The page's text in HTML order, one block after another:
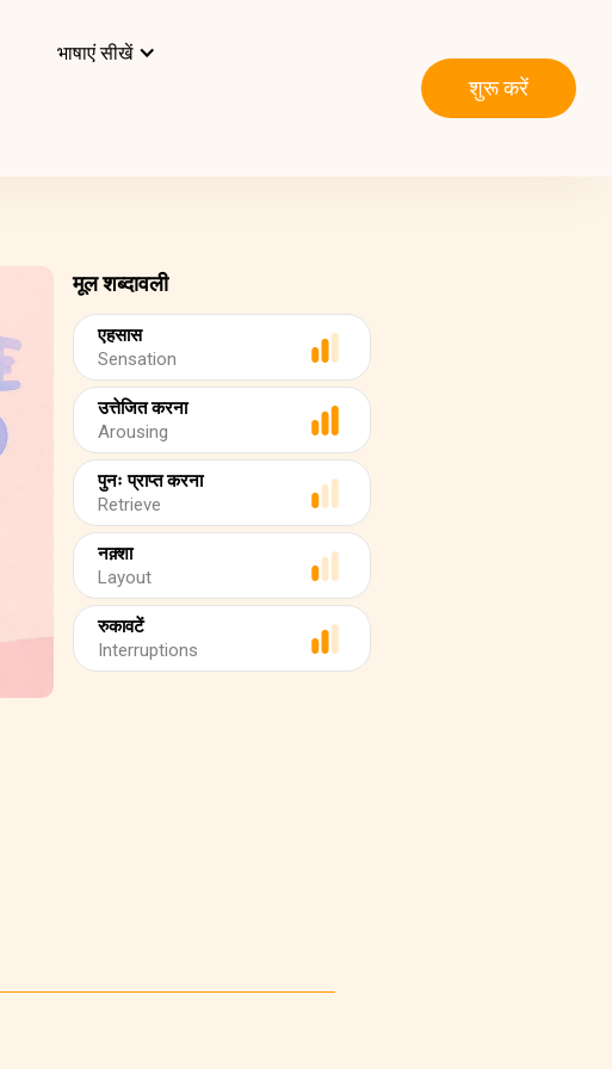
भाषाएं सीखें
शुरू करें
मूल शब्दावली
एहसास
Sensation
उत्तेजित करना
Arousing
पुनः प्राप्त करना
Retrieve
नक़्शा
Layout
रुकावटें
Interruptions